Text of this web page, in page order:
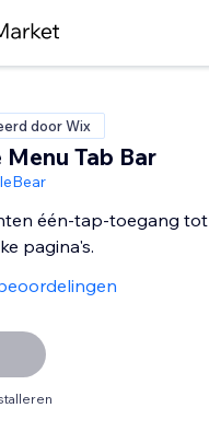
door Wix
Tab Bar
één-tap-toegang tot
pagina's.